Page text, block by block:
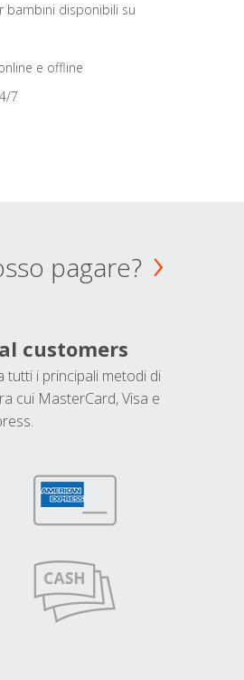
bambini disponibili su
e offline
7
pagare?
customers
tutti i principali metodi di
cui MasterCard, Visa e